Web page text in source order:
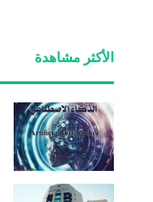
الأكثر مشاهدة